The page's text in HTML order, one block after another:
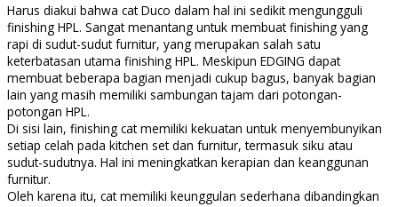
Harus diakui bahwa cat Duco dalam hal ini sedikit mengungguli
finishing HPL. Sangat menantang untuk membuat finishing yang
rapi di sudut-sudut furnitur, yang merupakan salah satu
keterbatasan utama finishing HPL. Meskipun EDGING dapat
membuat beberapa bagian menjadi cukup bagus, banyak bagian
lain yang masih memiliki sambungan tajam dari potongan-
potongan HPL.
Di sisi lain, finishing cat memiliki kekuatan untuk menyembunyikan
setiap celah pada kitchen set dan furnitur, termasuk siku atau
sudut-sudutnya. Hal ini meningkatkan kerapian dan keanggunan
furnitur.
Oleh karena itu, cat memiliki keunggulan sederhana dibandingkan